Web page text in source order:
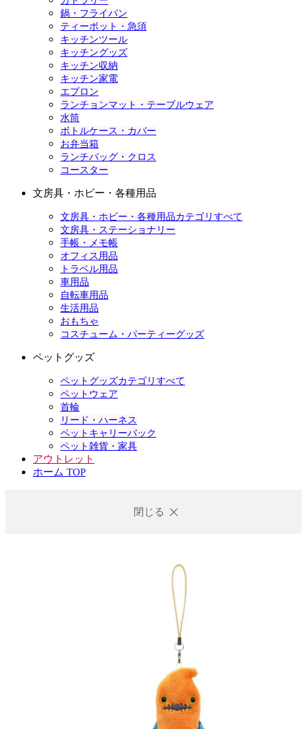
鍋・フライパン
ティーポット・急須
キッチンツール
キッチングッズ
キッチン収納
キッチン家電
エプロン
ランチョンマット・テーブルウェア
水筒
ボトルケース・カバー
お弁当箱
ランチバッグ・クロス
コースター
文房具・ホビー・各種用品
文房具・ホビー・各種用品カテゴリすべて
文房具・ステーショナリー
手帳・メモ帳
オフィス用品
トラベル用品
車用品
自転車用品
生活用品
おもちゃ
コスチューム・パーティーグッズ
ペットグッズ
ペットグッズカテゴリすべて
ペットウェア
首輪
リード・ハーネス
ペットキャリーバック
ペット雑貨・家具
アウトレット
ホーム TOP
閉じる